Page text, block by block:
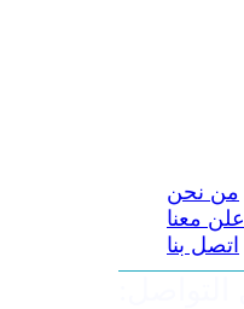
من نحن
أعلن معنا
اتصل بنا